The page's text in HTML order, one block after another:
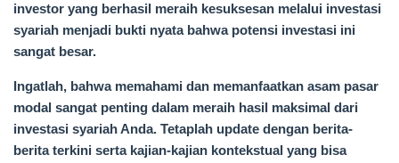
investor yang berhasil meraih kesuksesan melalui investasi
syariah menjadi bukti nyata bahwa potensi investasi ini
sangat besar.
Ingatlah, bahwa memahami dan memanfaatkan asam pasar
modal sangat penting dalam meraih hasil maksimal dari
investasi syariah Anda. Tetaplah update dengan berita-
berita terkini serta kajian-kajian kontekstual yang bisa